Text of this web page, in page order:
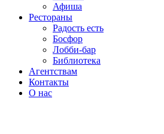
Афиша
Рестораны
Радость есть
Босфор
Лобби-бар
Библиотека
Агентствам
Контакты
О нас